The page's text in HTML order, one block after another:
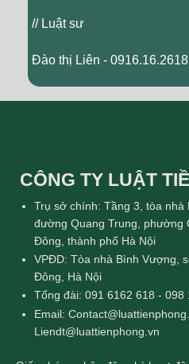
// Luật sư
Đào thị Liên - 0916.16.2618
CÔNG TY LUẬT
Trụ sở chính: Tầng 3, tòa nhà
đường Quang Trung, phường
Đông, thành phố Hà Nội
VPĐD: Tòa nhà Bình Vượng,
Đông, Hà Nội
Tổng đài: 091 6162 618 - 098
Email:
Liendt@luattienphong.vn